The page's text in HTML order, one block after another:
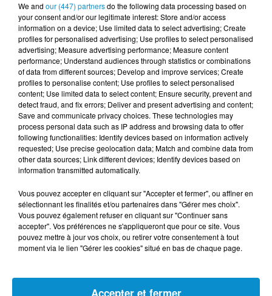
DERNIERS PODCASTS
24 juillet 2026
Les Zinformés - 24/07/26
23 juillet 2026
Les Zinformés - 23/07/26
We and our (447) partnersdo the following data processing based on
your consent and/or our legitimate interest: Store and/or access
information on a device; Use limited data to select advertising; Create
profiles for personalised advertising; Use profiles to select personalised
advertising; Measure advertising performance; Measure content
performance; Understand audiences through statistics or combinations
of data from different sources; Develop and improve services; Create
profiles to personalise content; Use profiles to select personalised
content; Use limited data to select content; Ensure security, prevent and
detect fraud, and fix errors; Deliver and present advertising and content;
Save and communicate privacy choices. These technologies may
process personal data such as IP address and browsing data to offer
following functionalities: Identify devices based on information actively
requested; Use precise geolocation data; Match and combine data from
other data sources; Link different devices; Identify devices based on
information transmitted automatically.
Vous pouvez accepter en cliquant sur "Accepter et fermer", ou affiner en
sélectionnant les finalités et/ou partenaires dans "Gérer mes choix".
Vous pouvez également refuser en cliquant sur "Continuer sans
accepter". Vos préférences ne s'appliqueront que pour ce site. Vous
pouvez mettre à jour vos choix, ou retirer votre consentement à tout
moment via le lien "Gérer les cookies" situé en bas de chaque page.
Accepter et fermer